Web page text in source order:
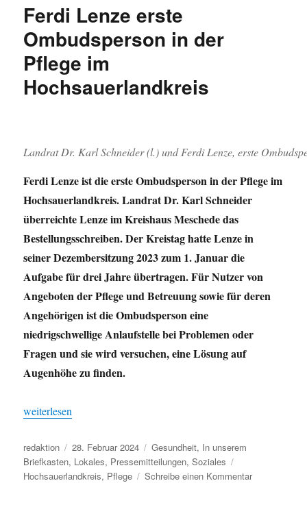
Ferdi Lenze erste
Ombudsperson in der
Pflege im
Hochsauerlandkreis
Landrat Dr. Karl Schneider (l.) und Ferdi Lenze, erste
Ferdi Lenze ist die erste Ombudsperson in der Pflege im
Hochsauerlandkreis. Landrat Dr. Karl Schneider
überreichte Lenze im Kreishaus Meschede das
Bestellungsschreiben. Der Kreistag hatte Lenze in
seiner Dezembersitzung 2023 zum 1. Januar die
Aufgabe für drei Jahre übertragen. Für Nutzer von
Angeboten der Pflege und Betreuung sowie für deren
Angehörigen ist die Ombudsperson eine
niedrigschwellige Anlaufstelle bei Problemen oder
Fragen und sie wird versuchen, eine Lösung auf
Augenhöhe zu finden.
„Ferdi Lenze erste Ombudsperson in der Pflege im
weiterlesen
Autor
redaktion
Veröffentlicht
am
28. Februar 2024 Kategorien
Gesundheit, In unserem
Briefkasten, Lokales, Pressemitteilungen,Soziales
Hochsauerlandkreis, Pflege Schreibe einen Kommentarzu